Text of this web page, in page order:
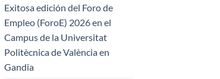
Exitosa edición del Foro de
Empleo (ForoE) 2026 en el
Campus de la Universitat
Politècnica de València en
Gandia